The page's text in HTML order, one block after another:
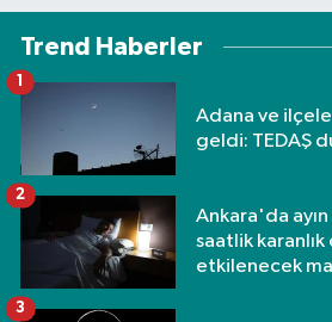
Trend Haberler
Adana ve
geldi: TEDAŞ
1
Ankara'da
saatlik
etkilenecek
2
3